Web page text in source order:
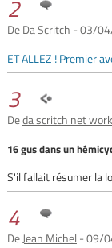
2
DeDa Scritch - 03/
ET ALLEZ ! Premier
3
Deda scritch net
16 gus dans un
S'il fallait résumer la
4
DeJean Michel - 09/